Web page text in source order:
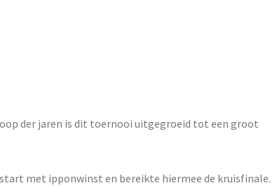
der jaren is dit toernooi uitgegroeid tot een groot
met ipponwinst en bereikte hiermee de kruisfinale.